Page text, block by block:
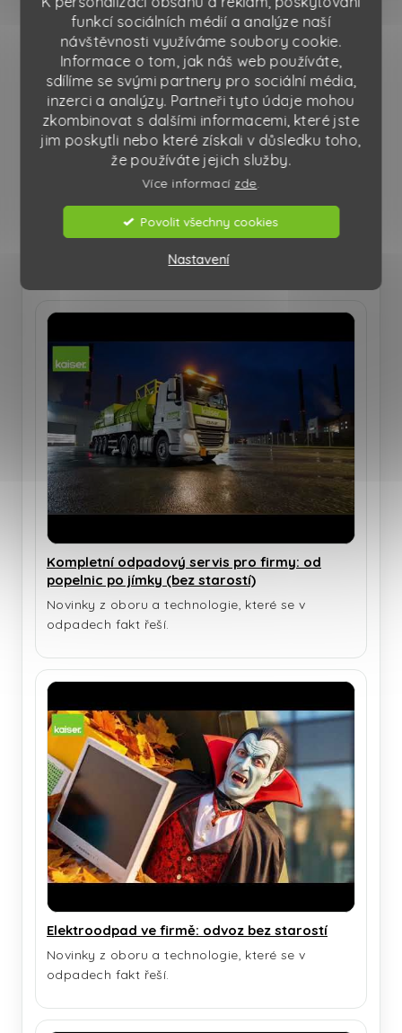
funkcí sociálních médií a analýze naší
návštěvnosti využíváme soubory cookie.
Informace o tom, jak náš web používáte,
sdílíme se svými partnery pro sociální média,
inzerci a analýzy. Partneři tyto údaje mohou
zkombinovat s dalšími informacemi, které jste
jim poskytli nebo které získali v důsledku toho,
že používáte jejich služby.
Více informací zde
Povolit všechny cookies
Nastavení
Přepis videa (pro dohledatelnost)
Poslední 4 videa z playlistu (automaticky z
Kompletní odpadový servis pro firmy: od
popelnic po jímky (bez starostí)
Novinky z oboru a technologie, které se v
odpadech fakt řeší.
Elektroodpad ve firmě: odvoz bez starostí
Novinky z oboru a technologie, které se v
odpadech fakt řeší.